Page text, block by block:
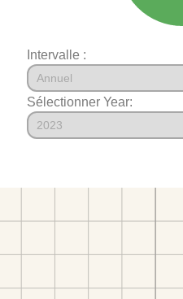
Intervalle :
Sélectionner Year: